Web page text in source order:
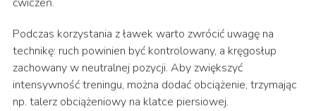
Podczas korzystania z ławek warto zwrócić uwagę na
technikę: ruch powinien być kontrolowany, a kręgosłup
zachowany w neutralnej pozycji. Aby zwiększyć
intensywność treningu, można dodać obciążenie, trzymając
np. talerz obciążeniowy na klatce piersiowej.